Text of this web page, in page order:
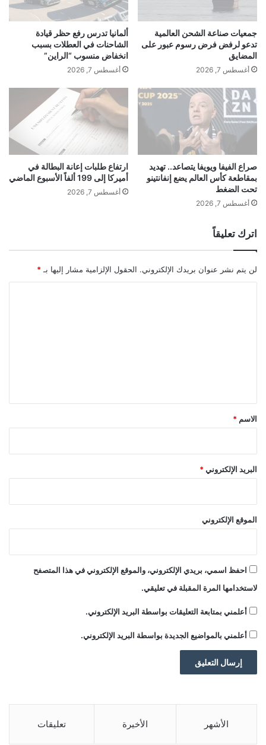
م
ن
ز
ا
د
ة
ص
ا
د
ر
ا
أ
و
ل
ر
ا
ج
ل
ل
و
ا
ئ
ا
ل
د
ع
جمعيات صناعة الشحن العالمية
تدعو لرفض فرض رسوم عبور على
المضايق
أغسطس 7, 2026
ألمانيا تدرس رفع حظر قيادة
الشاحنات في العطلات بسبب
انخفاض منسوب “الراين”
أغسطس 7, 2026
صراع الفيفا ويويفا يتصاعد.. تهديد
بمقاطعة كأس العالم يضع إنفانتينو
تحت الضغط
أغسطس 7, 2026
ارتفاع طلبات إعانة البطالة في
أميركا إلى 199 ألفاً الأسبوع الماضي
أغسطس 7, 2026
اترك تعليقاً
لن يتم نشر عنوان بريدك الإلكتروني. الحقول الإلزامية مشار إليها بـ *
*
الاسم *
البريد الإلكتروني*
الموقع الإلكتروني
احفظ اسمي، بريدي الإلكتروني، والموقع الإلكتروني في هذا المتصفح
لاستخدامها المرة المقبلة في تعليقي.
أعلمني بمتابعة التعليقات بواسطة البريد الإلكتروني.
أعلمني بالمواضيع الجديدة بواسطة البريد الإلكتروني.
الأشهر الأخيرة تعليقات